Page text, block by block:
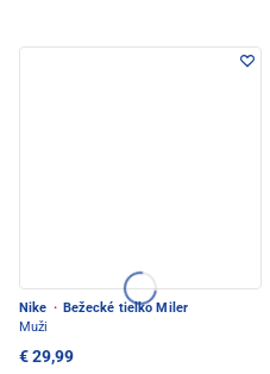
Nike · Bežecké tielko Miler
Muži
€ 29,99